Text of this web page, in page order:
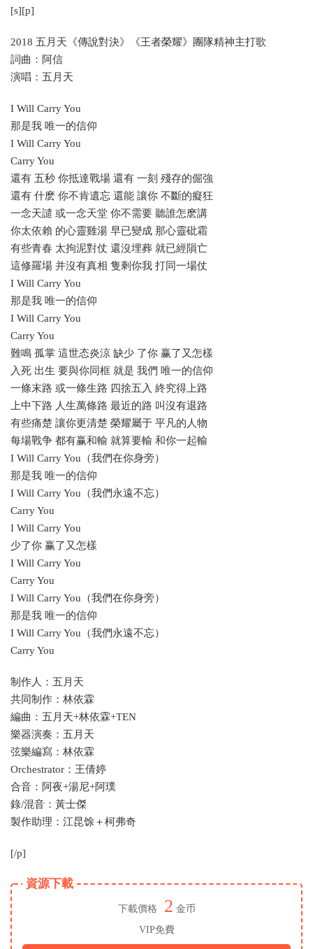
[s][p]
2018 五月天《傳說對決》《王者榮耀》團隊精神主打歌
詞曲：阿信
演唱：五月天
I Will Carry You
那是我 唯一的信仰
I Will Carry You
Carry You
還有 五秒 你抵達戰場 還有 一刻 殘存的倔強
還有 什麽 你不肯遺忘 還能 讓你 不斷的癡狂
一念天譴 或一念天堂 你不需要 聽誰怎麽講
你太依賴 的心靈雞湯 早已變成 那心靈砒霜
有些青春 太拘泥對仗 還沒埋葬 就已經隕亡
這修羅場 并沒有真相 隻剩你我 打同一場仗
I Will Carry You
那是我 唯一的信仰
I Will Carry You
Carry You
難鳴 孤掌 這世态炎涼 缺少 了你 赢了又怎樣
入死 出生 要與你同框 就是 我們 唯一的信仰
一條末路 或一條生路 四捨五入 終究得上路
上中下路 人生萬條路 最近的路 叫沒有退路
有些痛楚 讓你更清楚 榮耀屬于 平凡的人物
每場戰争 都有赢和輸 就算要輸 和你一起輸
I Will Carry You（我們在你身旁）
那是我 唯一的信仰
I Will Carry You（我們永遠不忘）
Carry You
I Will Carry You
少了你 赢了又怎樣
I Will Carry You
Carry You
I Will Carry You（我們在你身旁）
那是我 唯一的信仰
I Will Carry You（我們永遠不忘）
Carry You
制作人：五月天
共同制作：林依霖
編曲：五月天+林依霖+TEN
樂器演奏：五月天
弦樂編寫：林依霖
Orchestrator：王倩婷
合音：阿夜+湯尼+阿璞
錄/混音：黃士傑
製作助理：江昆馀＋柯弗奇
[/p]
資源下載
下載價格 2 金币
VIP免費